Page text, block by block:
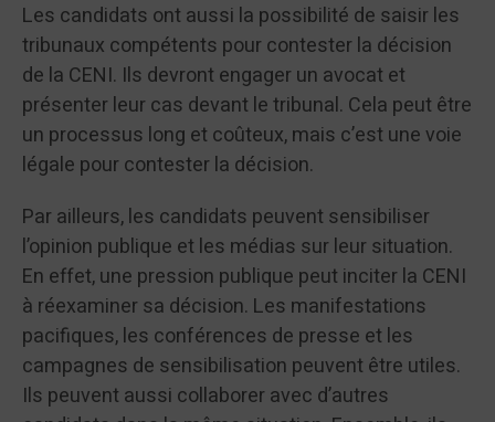
Les candidats ont aussi la possibilité de saisir les
tribunaux compétents pour contester la décision
de la CENI. Ils devront engager un avocat et
présenter leur cas devant le tribunal. Cela peut être
un processus long et coûteux, mais c’est une voie
légale pour contester la décision.
Par ailleurs, les candidats peuvent sensibiliser
l’opinion publique et les médias sur leur situation.
En effet, une pression publique peut inciter la CENI
à réexaminer sa décision. Les manifestations
pacifiques, les conférences de presse et les
campagnes de sensibilisation peuvent être utiles.
Ils peuvent aussi collaborer avec d’autres